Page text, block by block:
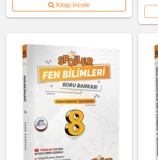
Kitap İncele